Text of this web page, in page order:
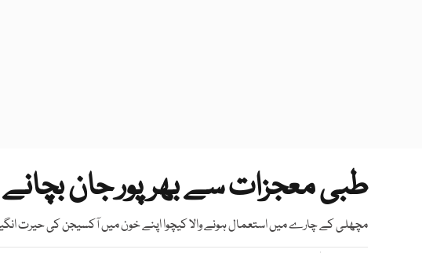
طبی معجزات سے بھرپور جان بچانے
مچھلی کے چارے میں استعمال ہونے والا کیچوا اپنے خون میں آکسیجن کی حیرت انگیز